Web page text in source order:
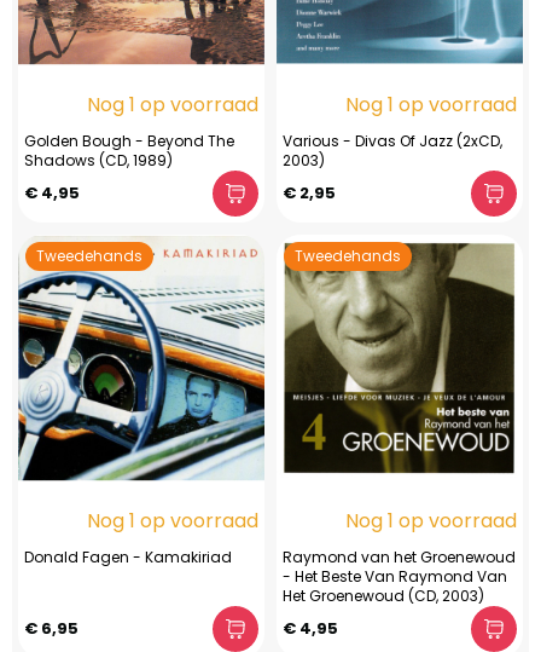
Nog 1 op voorraad
Golden Bough - Beyond The
Shadows (CD, 1989)
€ 4,95
Nog 1 op voorraad
Various - Divas Of Jazz (2xCD,
2003)
€ 2,95
Tweedehands
Nog 1 op voorraad
Donald Fagen - Kamakiriad
€ 6,95
Tweedehands
Nog 1 op voorraad
Raymond van het Groenewoud
- Het Beste Van Raymond Van
Het Groenewoud (CD, 2003)
€ 4,95